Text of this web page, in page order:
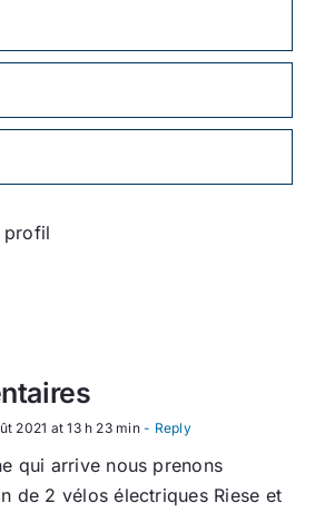
2021 at 13 h 23 min- Reply
qui arrive nous prenons
de 2 vélos électriques Riese et
profil